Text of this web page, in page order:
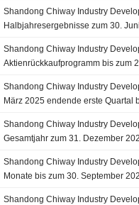
Shandong Chiway Industry
Halbjahresergebnisse zum 30.
Shandong Chiway Industry
Aktienrückkaufprogramm bis zum
Shandong Chiway Industry
März 2025 endende erste Quartal
Shandong Chiway Industry
Gesamtjahr zum 31. Dezember
Shandong Chiway Industry
Monate bis zum 30. September
Shandong Chiway Industry